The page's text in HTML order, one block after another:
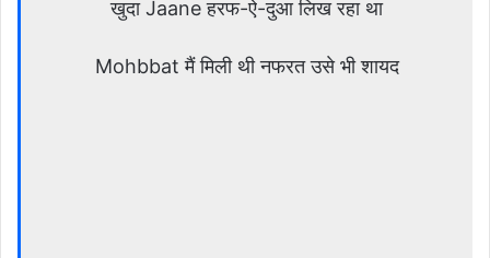
खुदा Jaane हरफ-ऐ-दुआ लिख रहा था
Mohbbat मैं मिली थी नफरत उसे भी शायद